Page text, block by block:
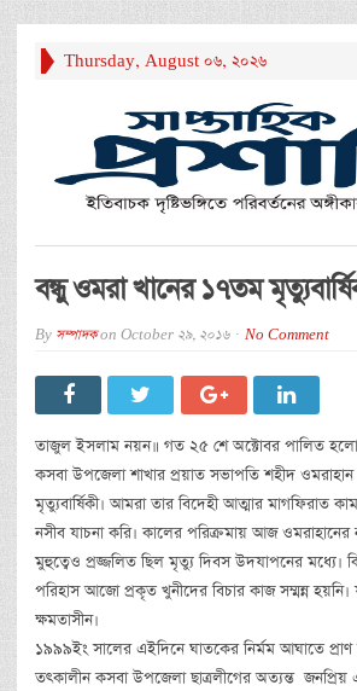
Thursday, August 06, 2026
বন্ধু ওমরা খানের ১৭তম
By সম্পাদকon October 29, 2016 No Comment
তাজুল ইসলাম নয়ন॥ গত ২৫ শে অক্টোবর পালিত হলো
কসবা উপজেলা শাখার প্রয়াত সভাপতি শহীদ
মৃত্যুবার্ষিকী। আমরা তার বিদেহী আত্মার মাগফিরাত
নসীব যাচনা করি। কালের পরিক্রমায় আজ ওমরাহানের
মুহুত্বেও প্রজ্জলিত ছিল মৃত্যু দিবস উদযাপনের মধ্যে।
পরিহাস আজো প্রকৃত খুনীদের বিচার কাজ সম্মন্ন
ক্ষমতাসীন।
১৯৯৯ইং সালের এইদিনে ঘাতকের নির্মম আঘাতে প্রাণ
তৎকালীন কসবা উপজেলা ছাত্রলীগের অত্যন্ত জনপ্রিয়